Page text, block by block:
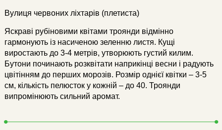
Вулиця червоних ліхтарів (плетиста)
Яскраві рубіновими квітами троянди відмінно
гармонують із насиченою зеленню листя. Кущі
виростають до 3-4 метрів, утворюють густий килим.
Бутони починають розквітати наприкінці весни і радують
цвітінням до перших морозів. Розмір однієї квітки – 3-5
см, кількість пелюсток у кожній – до 40. Троянди
випромінюють сильний аромат.